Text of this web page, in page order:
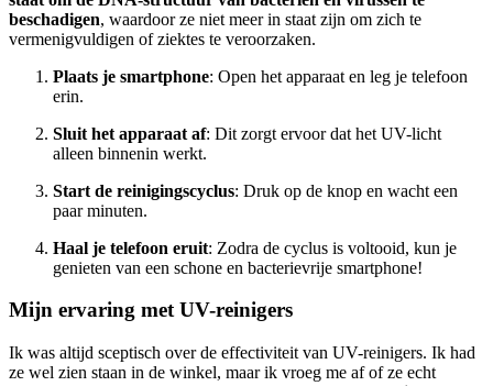
beschadigen, waardoor ze niet meer in staat zijn om zich te
vermenigvuldigen of ziektes te veroorzaken.
Plaats je smartphone: Open het apparaat en leg je telefoon
erin.
Sluit het apparaat af: Dit zorgt ervoor dat het UV-licht
alleen binnenin werkt.
Start de reinigingscyclus: Druk op de knop en wacht een
paar minuten.
Haal je telefoon eruit: Zodra de cyclus is voltooid, kun je
genieten van een schone en bacterievrije smartphone!
Mijn ervaring met UV-reinigers
Ik was altijd sceptisch over de effectiviteit van UV-reinigers. Ik had
ze wel zien staan in de winkel, maar ik vroeg me af of ze echt